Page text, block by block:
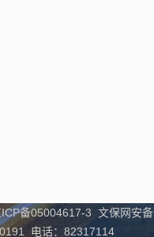
备05004617-3 文保网安
电话：82317114